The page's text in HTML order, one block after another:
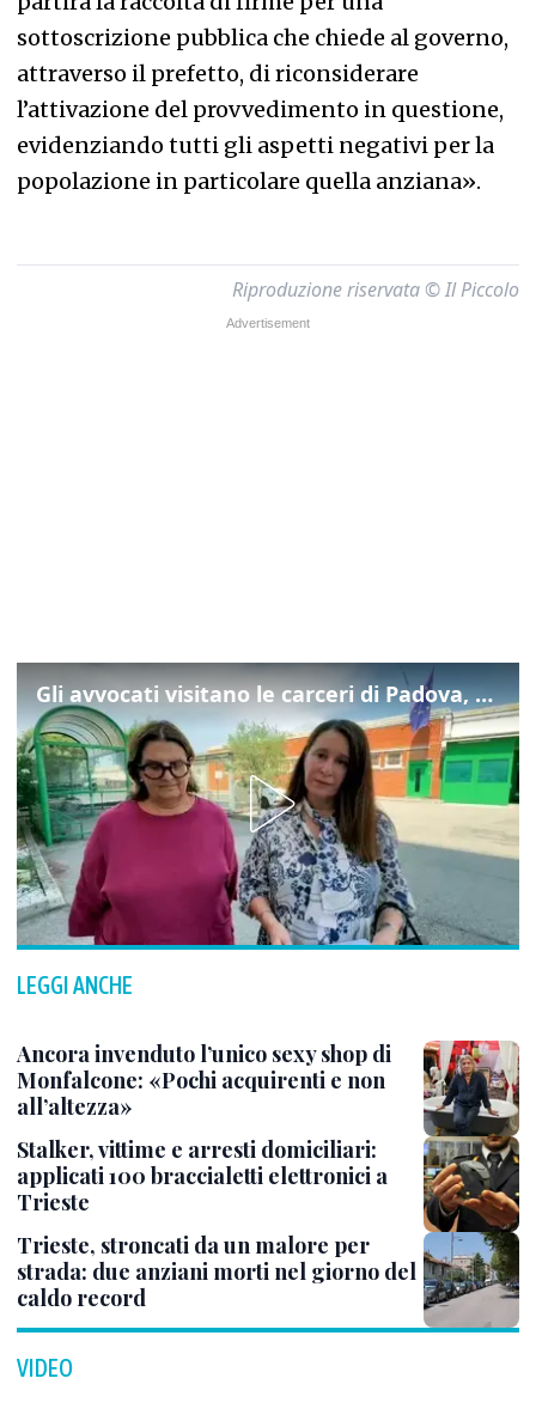
sottoscrizione pubblica che chiede al governo,
attraverso il prefetto, di riconsiderare
l’attivazione del provvedimento in questione,
evidenziando tutti gli aspetti negativi per la
popolazione in particolare quella anziana».
Riproduzione riservata © Il Piccolo
Gli avvocati visitano le carceri di Padova, ecco cosa hanno trovato
LEGGI ANCHE
Ancora invenduto l’unico sexy shop di
Monfalcone: «Pochi acquirenti e non
all’altezza»
Stalker, vittime e arresti domiciliari:
applicati 100 braccialetti elettronici a
Trieste
Trieste, stroncati da un malore per
strada: due anziani morti nel giorno del
caldo record
VIDEO